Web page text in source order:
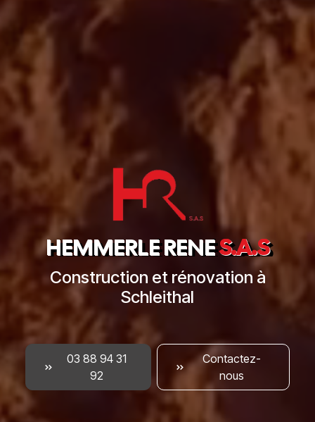
HEMMERLÉ RENÉS.A.S
Construction et rénovation à
Schleithal
03 88 94 31
92
Contactez-
nous